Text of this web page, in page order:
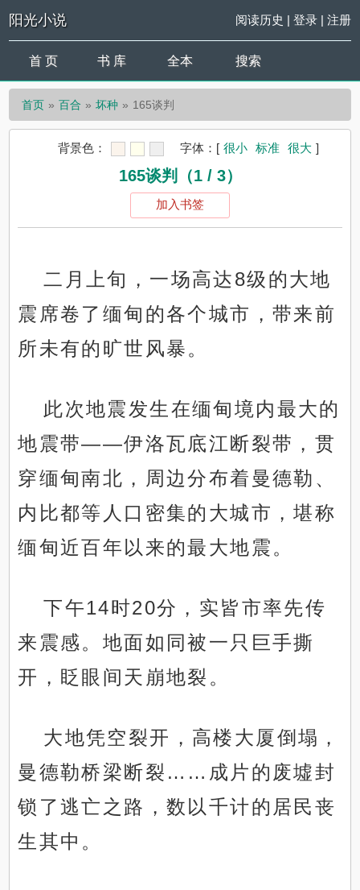
阳光小说 阅读历史 | 登录| 注册
首 页 书 库 全本 搜索
首页 百合 坏种 165谈判
背景色： 字体： [ 很小 标准 很大 ]
165谈判（1 / 3）
加入书签
二月上旬，一场高达8级的大地
震席卷了缅甸的各个城市，带来前
所未有的旷世风暴。
此次地震发生在缅甸境内最大的
地震带——伊洛瓦底江断裂带，贯
穿缅甸南北，周边分布着曼德勒、
内比都等人口密集的大城市，堪称
缅甸近百年以来的最大地震。
下午14时20分，实皆市率先传
来震感。地面如同被一只巨手撕
开，眨眼间天崩地裂。
大地凭空裂开，高楼大厦倒塌，
曼德勒桥梁断裂……成片的废墟封
锁了逃亡之路，数以千计的居民丧
生其中。